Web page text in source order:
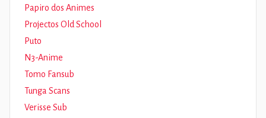
Papiro dos Animes
Projectos Old School
Puto
N3-Anime
Tomo Fansub
Tunga Scans
Verisse Sub